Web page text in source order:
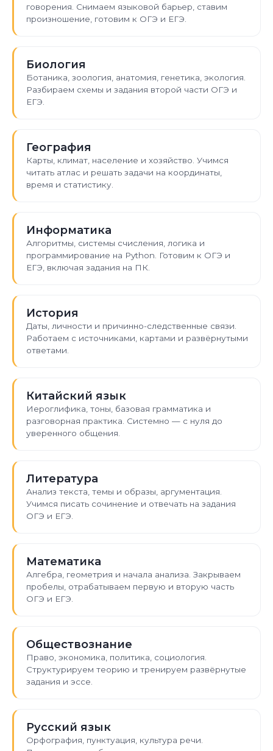
говорения. Снимаем языковой барьер, ставим
произношение, готовим к ОГЭ и ЕГЭ.
Биология
Ботаника, зоология, анатомия, генетика, экология.
Разбираем схемы и задания второй части ОГЭ и
ЕГЭ.
География
Карты, климат, население и хозяйство. Учимся
читать атлас и решать задачи на координаты,
время и статистику.
Информатика
Алгоритмы, системы счисления, логика и
программирование на Python. Готовим к ОГЭ и
ЕГЭ, включая задания на ПК.
История
Даты, личности и причинно-следственные связи.
Работаем с источниками, картами и развёрнутыми
ответами.
Китайский язык
Иероглифика, тоны, базовая грамматика и
разговорная практика. Системно — с нуля до
уверенного общения.
Литература
Анализ текста, темы и образы, аргументация.
Учимся писать сочинение и отвечать на задания
ОГЭ и ЕГЭ.
Математика
Алгебра, геометрия и начала анализа. Закрываем
пробелы, отрабатываем первую и вторую часть
ОГЭ и ЕГЭ.
Обществознание
Право, экономика, политика, социология.
Структурируем теорию и тренируем развёрнутые
задания и эссе.
Русский язык
Орфография, пунктуация, культура речи.